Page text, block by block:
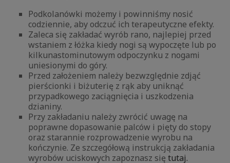
Podkolanówki możemy i powinniśmy nosić
codziennie, aby odczuć ich terapeutyczne efekty.
Zaleca się zakładać wyrób rano, najlepiej przed
wstaniem z łóżka kiedy nogi są wypoczęte lub po
kilkunastominutowym odpoczynku z nogami
uniesionymi do góry.
Przed założeniem należy bezwzględnie zdjąć
pierścionki i biżuterię z rąk aby uniknąć
przypadkowego zaciągnięcia i uszkodzenia
dzianiny.
Przy zakładaniu należy zwrócić uwagę na
poprawne dopasowanie palców i pięty do stopy
oraz starannie rozprowadzenie wyrobu na
kończynie. Ze szczegółową instrukcją zakładania
wyrobów uciskowych zapoznasz się tutaj.